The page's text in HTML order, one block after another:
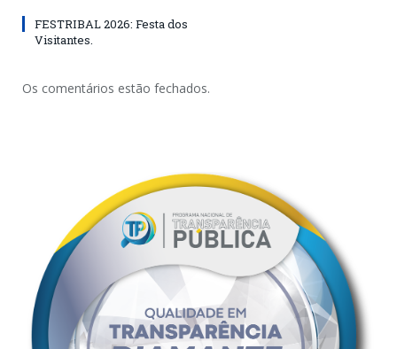
FESTRIBAL 2026: Festa dos
Visitantes.
Os comentários estão fechados.